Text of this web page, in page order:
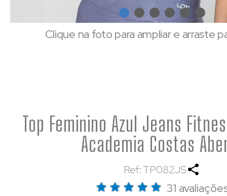
Clique na foto para ampliar e arraste
Top Feminino Azul Jeans
Academia Costas
Ref: TP082JS
31